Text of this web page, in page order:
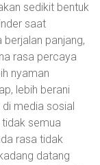
sedikit bentuk
saat
panjang,
rasa percaya
nyaman
lebih berani
media sosial
semua
rasa tidak
datang